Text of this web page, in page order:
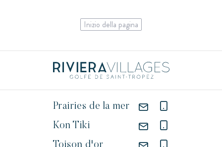
Inizio della pagina
Prairies de la mer
Kon Tiki
Toison d'or